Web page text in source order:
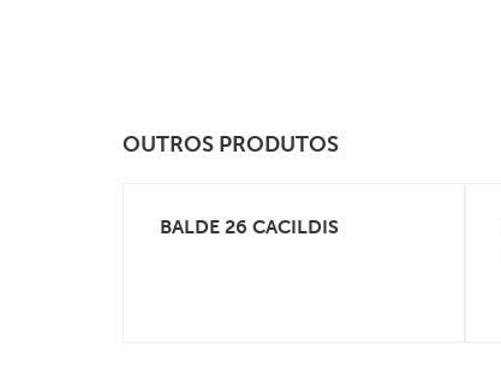
OUTROS PRODUTOS
BALDE 26 CACILDIS